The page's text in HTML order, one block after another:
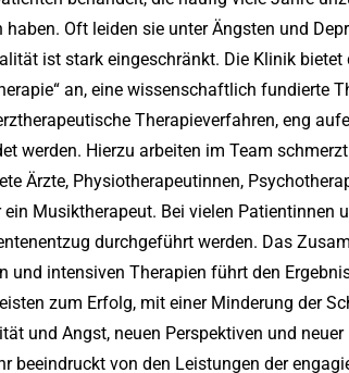
haben. Oft leiden sie unter Ängsten und
ist stark eingeschränkt. Die Klinik bietet
an, eine wissenschaftlich fundierte
Therapieverfahren, eng
werden. Hierzu arbeiten im Team
Ärzte, Physiotherapeutinnen,
ein Musiktherapeut. Bei vielen Patientinnen
durchgeführt werden. Das
und intensiven Therapien führt den
zum Erfolg, mit einer Minderung der
und Angst, neuen Perspektiven und
beeindruckt von den Leistungen der